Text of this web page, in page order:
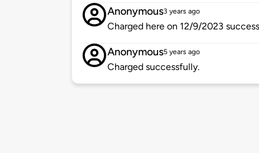
Anonymous3 years ago
Charged here on 12/9/2023
Anonymous5 years ago
Charged successfully.